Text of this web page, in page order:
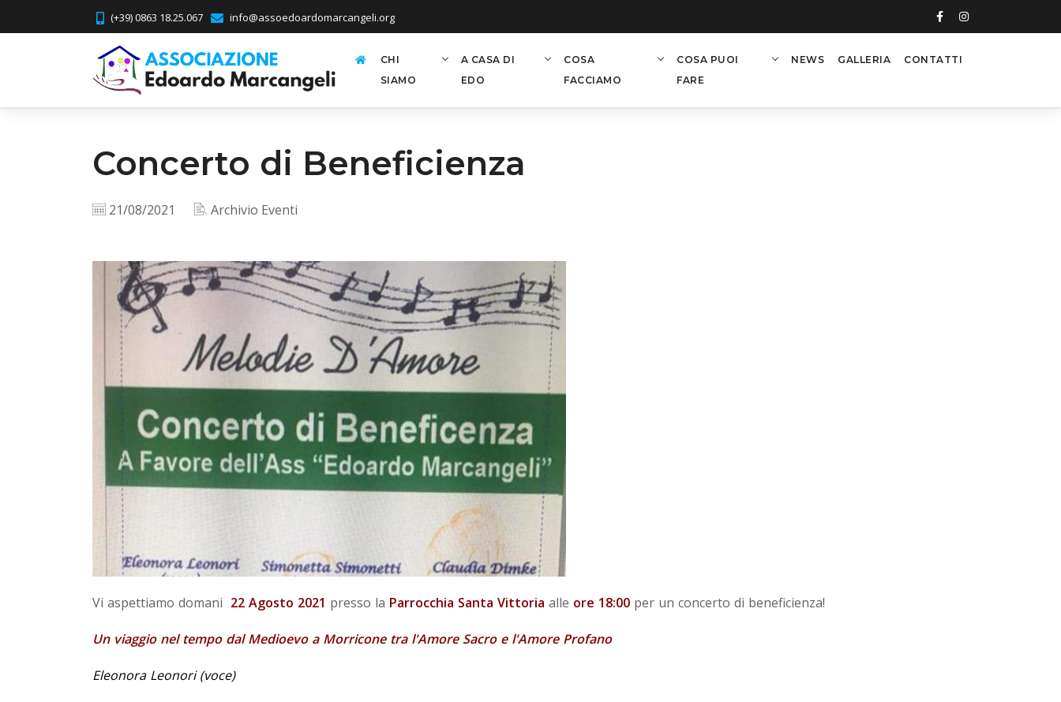
(+39) 0863 18.25.067 info@assoedoardomarcangeli.org
CHI
SIAMO
A CASA DI
EDO
COSA
FACCIAMO
COSA PUOI
FARE
NEWS GALLERIA CONTATTI
Concerto di Beneficienza
21/08/2021 Archivio Eventi
Vi aspettiamo domani 22 Agosto 2021 presso la Parrocchia Santa Vittoria alle ore 18:00 per un concerto di beneficienza!
Un viaggio nel tempo dal Medioevo a Morricone tra l'Amore Sacro e l'Amore Profano
Eleonora Leonori (voce)